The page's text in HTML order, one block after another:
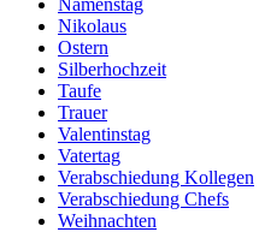
Namenstag
Nikolaus
Ostern
Silberhochzeit
Taufe
Trauer
Valentinstag
Vatertag
Verabschiedung Kollegen
Verabschiedung Chefs
Weihnachten